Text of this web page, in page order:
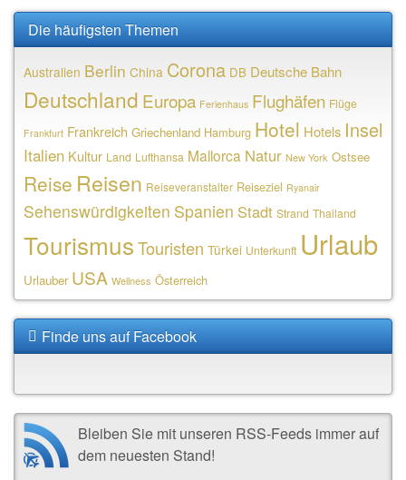
Die häufigsten Themen
Australien Berlin China Corona DB Deutsche Bahn
Deutschland Europa Ferienhaus Flughäfen Flüge
Frankfurt Frankreich Griechenland Hamburg Hotel Hotels Insel
Italien Kultur Land Lufthansa Mallorca Natur New York Ostsee
Reise Reisen Reiseveranstalter Reiseziel Ryanair
Sehenswürdigkeiten Spanien Stadt Strand Thailand
TourismusTouristen Türkei Unterkunft Urlaub
Urlauber USA Wellness Österreich
Finde uns auf Facebook
Bleiben Sie mit unseren RSS-Feeds immer auf
dem neuesten Stand!